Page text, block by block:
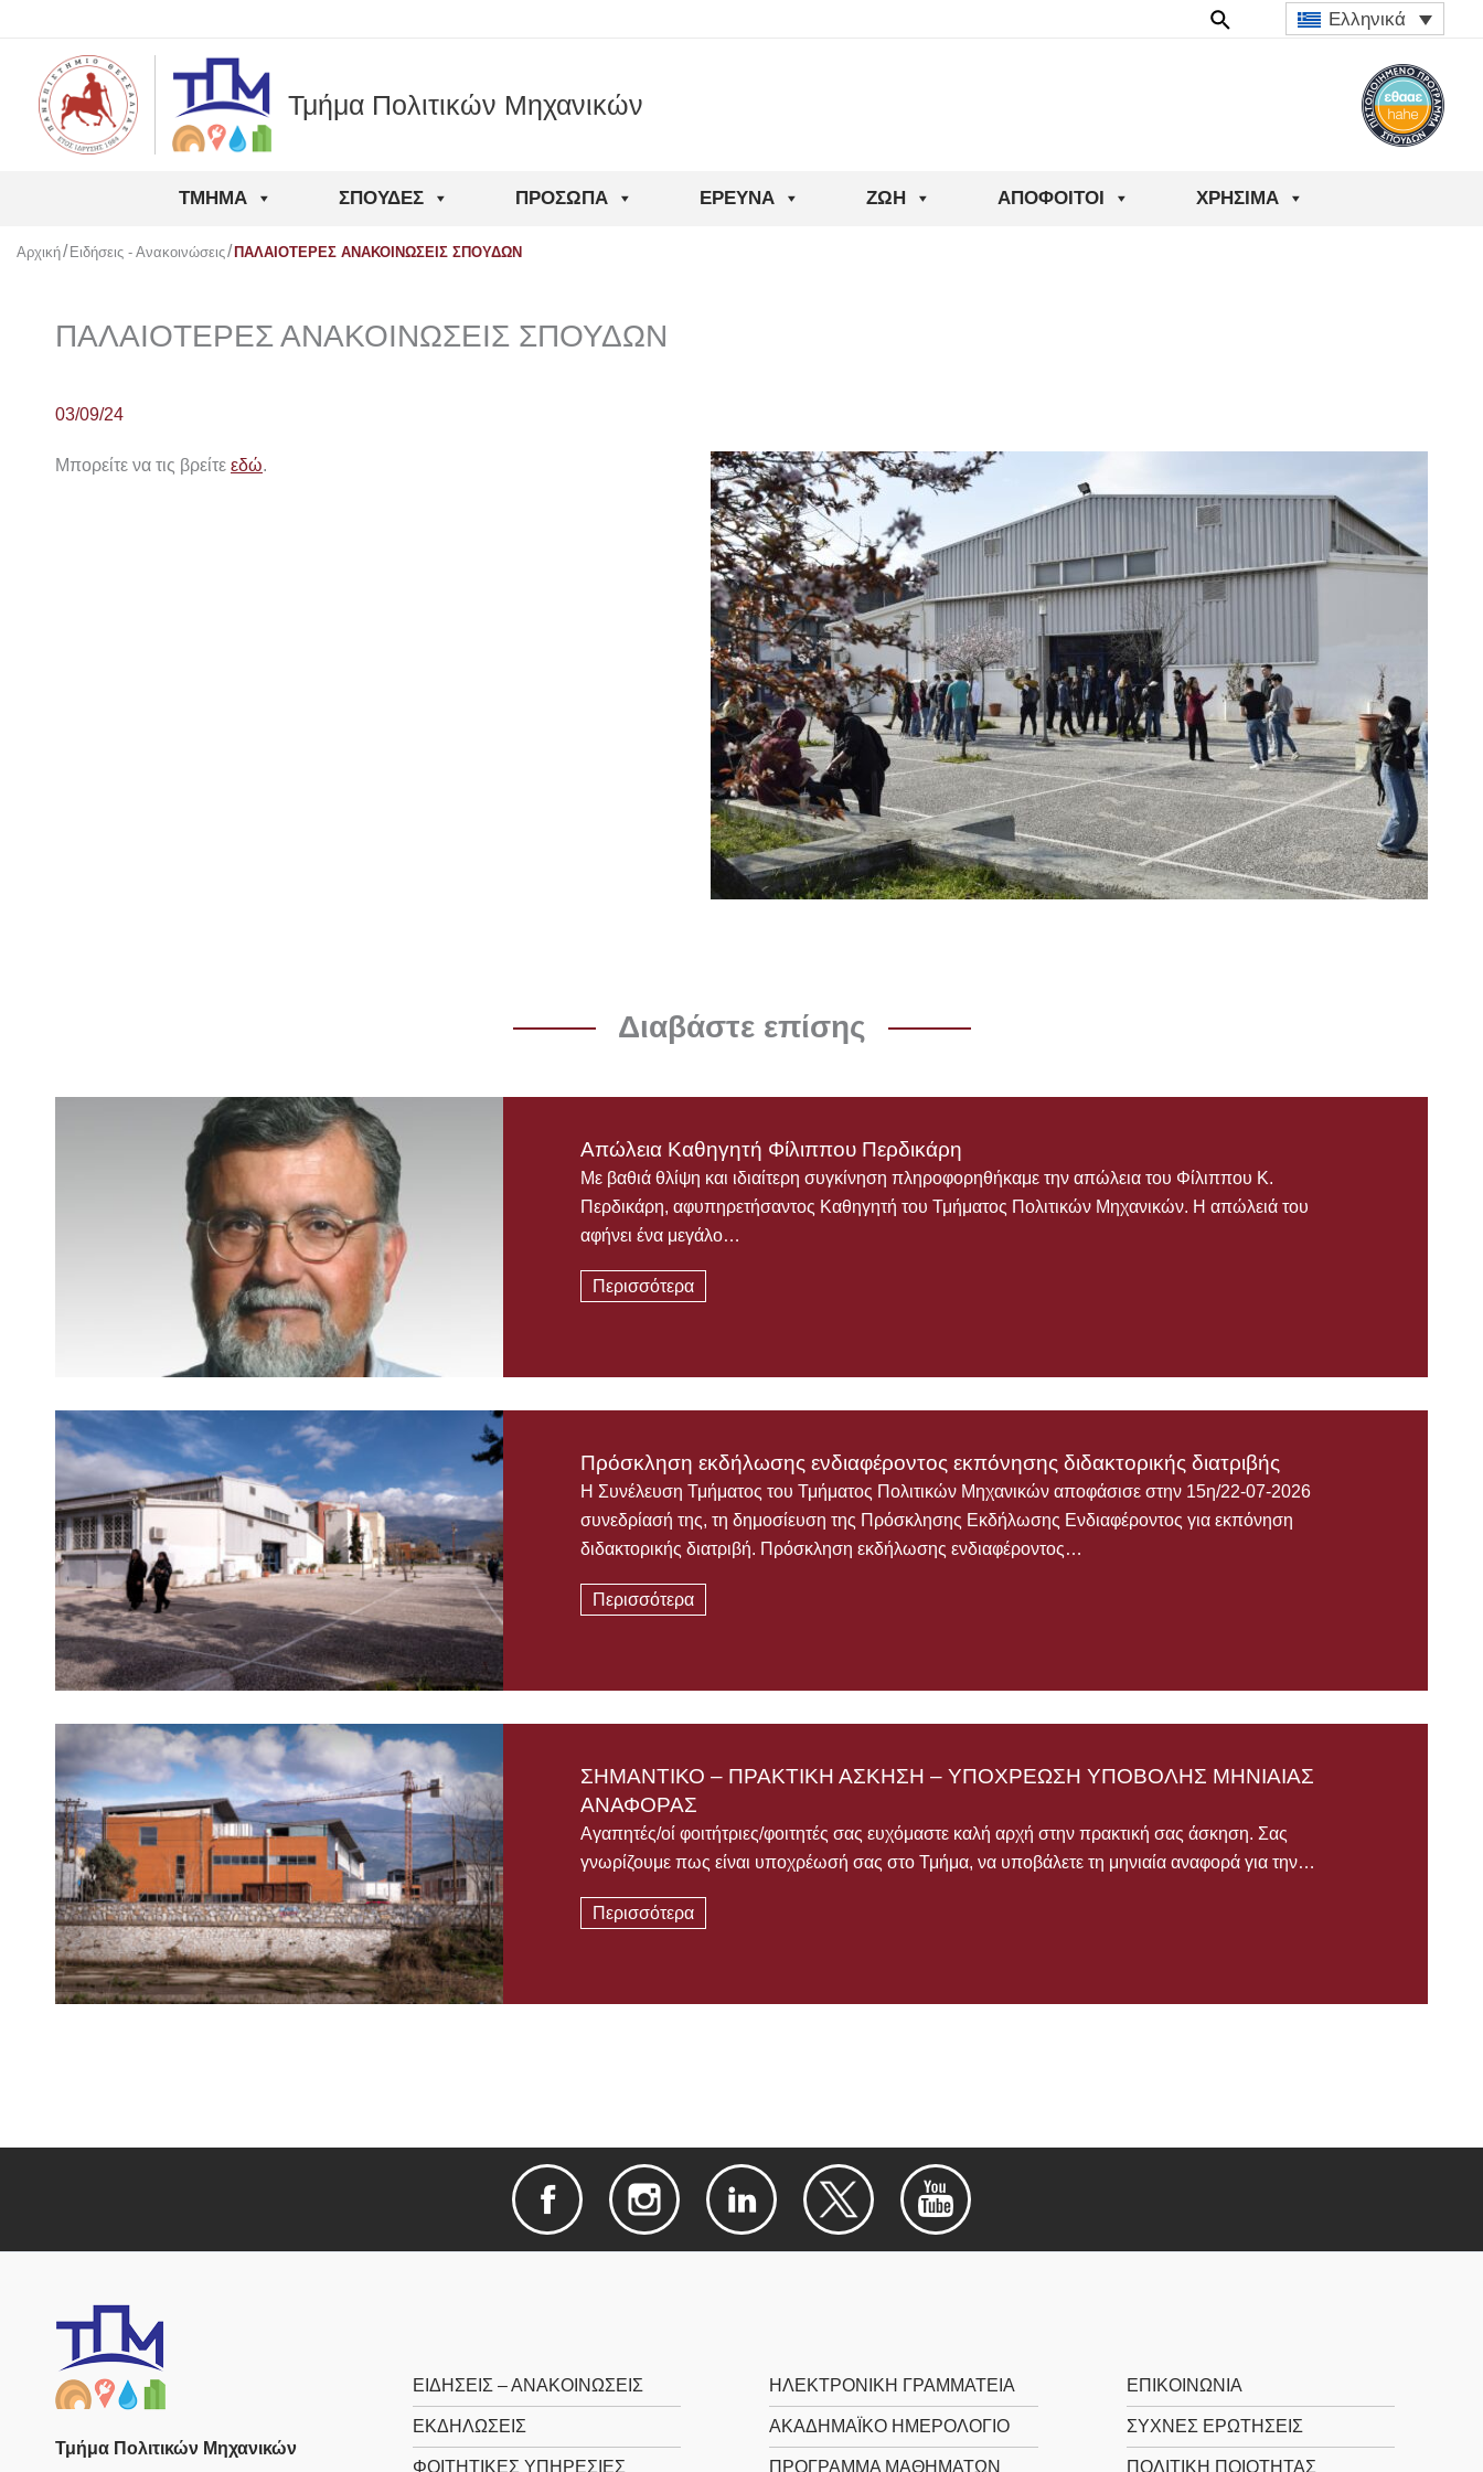
περιεχόμενο
Ελληνικά
Τμήμα Πολιτικών Μηχανικών
ΤΜΉΜΑ ΣΠΟΥΔΈΣ ΠΡΌΣΩΠΑ ΈΡΕΥΝΑ ΖΩΉ ΑΠΌΦΟΙΤΟΙ ΧΡΉΣΙΜΑ
Αρχική Ειδήσεις - Ανακοινώσεις ΠΑΛΑΙΟΤΕΡΕΣ ΑΝΑΚΟΙΝΩΣΕΙΣ ΣΠΟΥΔΩΝ
ΠΑΛΑΙΟΤΕΡΕΣ ΑΝΑΚΟΙΝΩΣΕΙΣ ΣΠΟΥΔΩΝ
03/09/24
Μπορείτε να τις βρείτε εδώ.
Διαβάστε επίσης
Απώλεια Καθηγητή Φίλιππου Περδικάρη
Με βαθιά θλίψη και ιδιαίτερη συγκίνηση πληροφορηθήκαμε την απώλεια του Φίλιππου Κ.
Περδικάρη, αφυπηρετήσαντος Καθηγητή του Τμήματος Πολιτικών Μηχανικών. Η απώλειά του
αφήνει ένα μεγάλο…
Περισσότερα
Πρόσκληση εκδήλωσης ενδιαφέροντος εκπόνησης διδακτορικής διατριβής
Η Συνέλευση Τμήματος του Τμήματος Πολιτικών Μηχανικών αποφάσισε στην 15η/22-07-2026
συνεδρίασή της, τη δημοσίευση της Πρόσκλησης Εκδήλωσης Ενδιαφέροντος για εκπόνηση
διδακτορικής διατριβή. Πρόσκληση εκδήλωσης ενδιαφέροντος…
Περισσότερα
ΣΗΜΑΝΤΙΚΟ – ΠΡΑΚΤΙΚΗ ΑΣΚΗΣΗ – ΥΠΟΧΡΕΩΣΗ ΥΠΟΒΟΛΗΣ ΜΗΝΙΑΙΑΣ
ΑΝΑΦΟΡΑΣ
Αγαπητές/οί φοιτήτριες/φοιτητές σας ευχόμαστε καλή αρχή στην πρακτική σας άσκηση. Σας
γνωρίζουμε πως είναι υποχρέωσή σας στο Τμήμα, να υποβάλετε τη μηνιαία αναφορά για την…
Περισσότερα
Τμήμα Πολιτικών Μηχανικών
ΕΙΔΗΣΕΙΣ – ΑΝΑΚΟΙΝΩΣΕΙΣ
ΕΚΔΗΛΩΣΕΙΣ
ΦΟΙΤΗΤΙΚΈΣ ΥΠΗΡΕΣΊΕΣ
ΗΛΕΚΤΡΟΝΙΚΉ ΓΡΑΜΜΑΤΕΊΑ
ΑΚΑΔΗΜΑΪΚΌ ΗΜΕΡΟΛΌΓΙΟ
ΠΡΌΓΡΑΜΜΑ ΜΑΘΗΜΆΤΩΝ
ΕΠΙΚΟΙΝΩΝΊΑ
ΣΥΧΝΕΣ ΕΡΩΤΗΣΕΙΣ
ΠΟΛΙΤΙΚΉ ΠΟΙΌΤΗΤΑΣ